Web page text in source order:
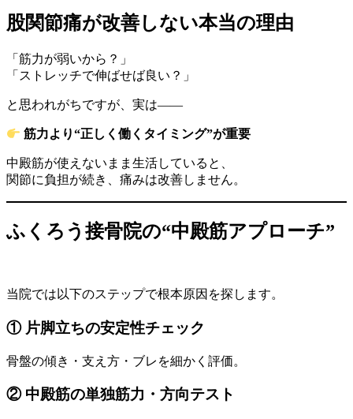
股関節痛が改善しない本当の理由
「筋力が弱いから？」
「ストレッチで伸ばせば良い？」
と思われがちですが、実は——
筋力より“正しく働くタイミング”が重要
中殿筋が使えないまま生活していると、
関節に負担が続き、痛みは改善しません。
ふくろう接骨院の“中殿筋アプローチ”
当院では以下のステップで根本原因を探します。
① 片脚立ちの安定性チェック
骨盤の傾き・支え方・ブレを細かく評価。
② 中殿筋の単独筋力・方向テスト